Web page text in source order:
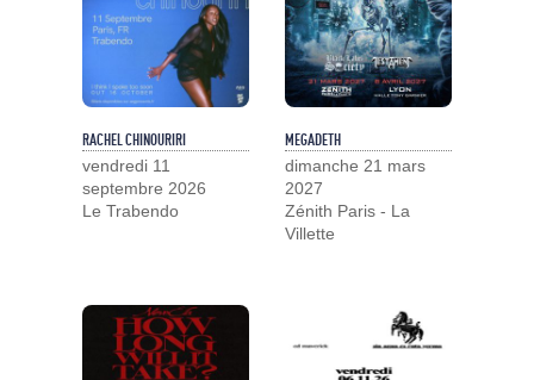
RACHEL CHINOURIRI
vendredi 11
septembre 2026
Le Trabendo
MEGADETH
dimanche 21 mars
2027
Zénith Paris - La
Villette